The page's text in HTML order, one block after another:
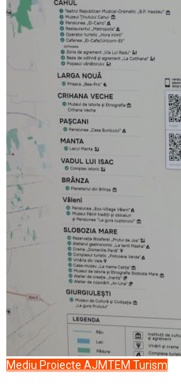
Mediu Proiecte AJMTEM Turism